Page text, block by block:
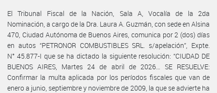
El Tribunal Fiscal de la Nación, Sala A, Vocalía de la 2da
Nominación, a cargo de la Dra. Laura A. Guzmán, con sede en Alsina
470, Ciudad Autónoma de Buenos Aires, comunica por 2 (dos) días
en autos “PETRONOR COMBUSTIBLES SRL. s/apelación”, Expte.
N° 45.877-I que se ha dictado la siguiente resolución: “CIUDAD DE
BUENOS AIRES, Martes 24 de abril de 2026… SE RESUELVE:
Confirmar la multa aplicada por los períodos fiscales que van de
enero a junio, septiembre y noviembre de 2009, la que se advierte ha